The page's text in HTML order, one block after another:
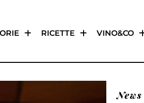
RICETTE VINO&CO
News